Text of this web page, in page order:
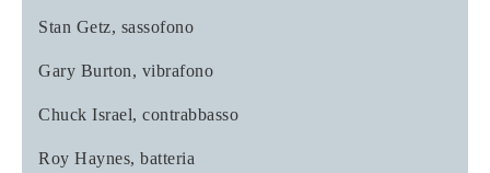
Stan Getz, sassofono
Gary Burton, vibrafono
Chuck Israel, contrabbasso
Roy Haynes, batteria